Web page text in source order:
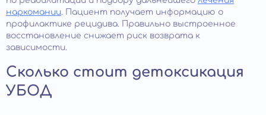
наркомании. Пациент получает информацию о
профилактике рецидива. Правильно выстроенное
восстановление снижает риск возврата к
зависимости.
Сколько стоит детоксикация
УБОД